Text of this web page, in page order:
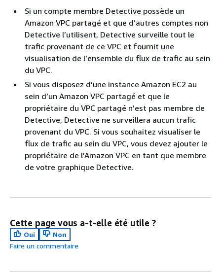
Si un compte membre Detective possède un
Amazon VPC partagé et que d’autres comptes non
Detective l’utilisent, Detective surveille tout le
trafic provenant de ce VPC et fournit une
visualisation de l’ensemble du flux de trafic au sein
du VPC.
Si vous disposez d’une instance Amazon EC2 au
sein d’un Amazon VPC partagé et que le
propriétaire du VPC partagé n’est pas membre de
Detective, Detective ne surveillera aucun trafic
provenant du VPC. Si vous souhaitez visualiser le
flux de trafic au sein du VPC, vous devez ajouter le
propriétaire de l’Amazon VPC en tant que membre
de votre graphique Detective.
Cette page vous a-t-elle été utile ?
Oui
Non
Faire un commentaire